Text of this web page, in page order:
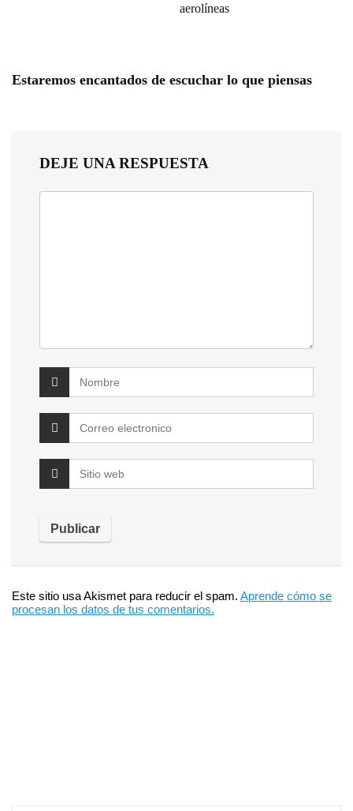
aerolíneas
Estaremos encantados de escuchar lo que piensas
DEJE UNA RESPUESTA
Este sitio usa Akismet para reducir el spam. Aprende cómo se
procesan los datos de tus comentarios.